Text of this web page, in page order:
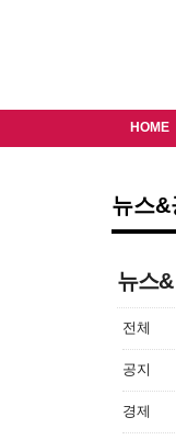
HOME
뉴스&
뉴스&
전체
공지
경제